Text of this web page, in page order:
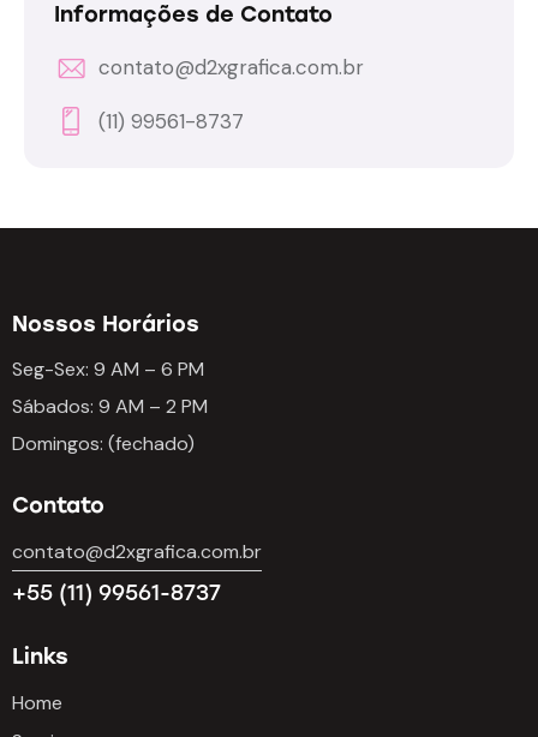
Informações de Contato
contato@d2xgrafica.com.br
(11) 99561-8737
Nossos Horários
Seg-Sex: 9 AM – 6 PM
Sábados: 9 AM – 2 PM
Domingos: (fechado)
Contato
contato@d2xgrafica.com.br
+55 (11) 99561-8737
Links
Home